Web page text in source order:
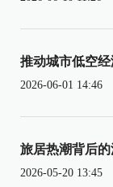
推动城市低空
2026-06-01 14:46
旅居热潮背后
2026-05-20 13:45